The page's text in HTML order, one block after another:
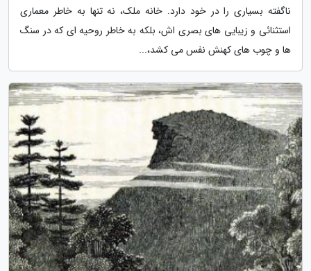
ناگفته بسیاری را در خود دارد. خانه ملک، نه تنها به خاطر معماری
استثنائی و زیبایی های بصری اش، بلکه به خاطر روحیه ای که در سنگ
ها و چوب های کهنش نفس می کشد،...